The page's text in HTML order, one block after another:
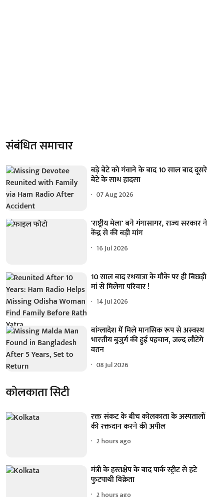
संबंधित समाचार
बड़े बेटे को गंवाने के बाद 10 साल बाद दूसरे
बेटे के साथ हादसा
07 Aug 2026
'राष्ट्रीय मेला' बने गंगासागर, राज्य सरकार ने
केंद्र से की बड़ी मांग
16 Jul 2026
10 साल बाद रथयात्रा के मौके पर ही बिछड़ी
मां से मिलेगा परिवार !
14 Jul 2026
बांग्लादेश में मिले मानसिक रूप से अस्वस्थ
भारतीय बुजुर्ग की हुई पहचान, जल्द लौटेंगे
वतन
08 Jul 2026
कोलकाता सिटी
रक्त संकट के बीच कोलकाता के अस्पतालों
की रक्तदान करने की अपील
2 hours ago
मंत्री के हस्तक्षेप के बाद पार्क स्ट्रीट से हटे
फुटपाथी विक्रेता